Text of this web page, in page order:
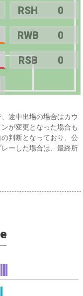
RSH 0
RWB 0
RSB 0
途中出場の場合はカウ
が変更となった場合も
判断となっており、公
ーした場合は、最終所